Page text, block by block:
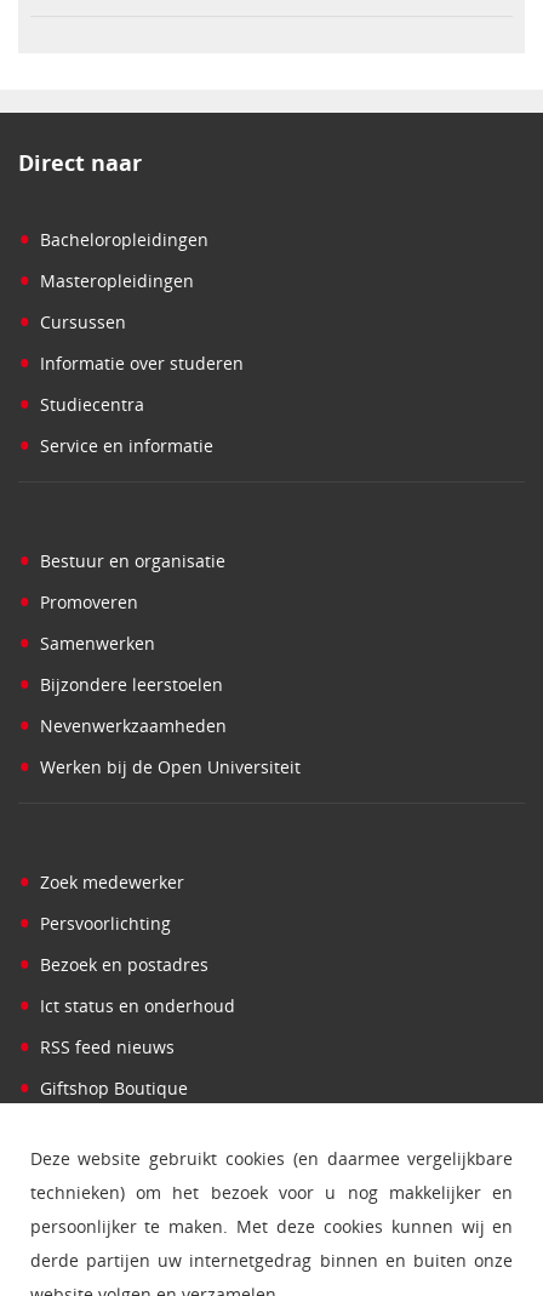
Deze website gebruikt cookies (en daarmee vergelijkbare
technieken) om het bezoek voor u nog makkelijker en
persoonlijker te maken. Met deze cookies kunnen wij en
derde partijen uw internetgedrag binnen en buiten onze
Direct naar
• Bacheloropleidingen
• Masteropleidingen
• Cursussen
• Informatie over studeren
• Studiecentra
• Service en informatie
• Bestuur en organisatie
• Promoveren
• Samenwerken
• Bijzondere leerstoelen
• Nevenwerkzaamheden
• Werken bij de Open Universiteit
• Zoek medewerker
• Persvoorlichting
• Bezoek en postadres
• Ict status en onderhoud
• RSS feed nieuws
• Giftshop Boutique